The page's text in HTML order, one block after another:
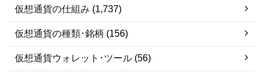
仮想通貨の仕組み (1,737)
仮想通貨の種類･銘柄 (156)
仮想通貨ウォレット･ツール (56)